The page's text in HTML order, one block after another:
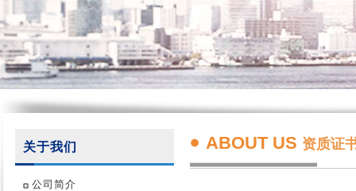
关于我们
公司简介
ABOUT US 资质证